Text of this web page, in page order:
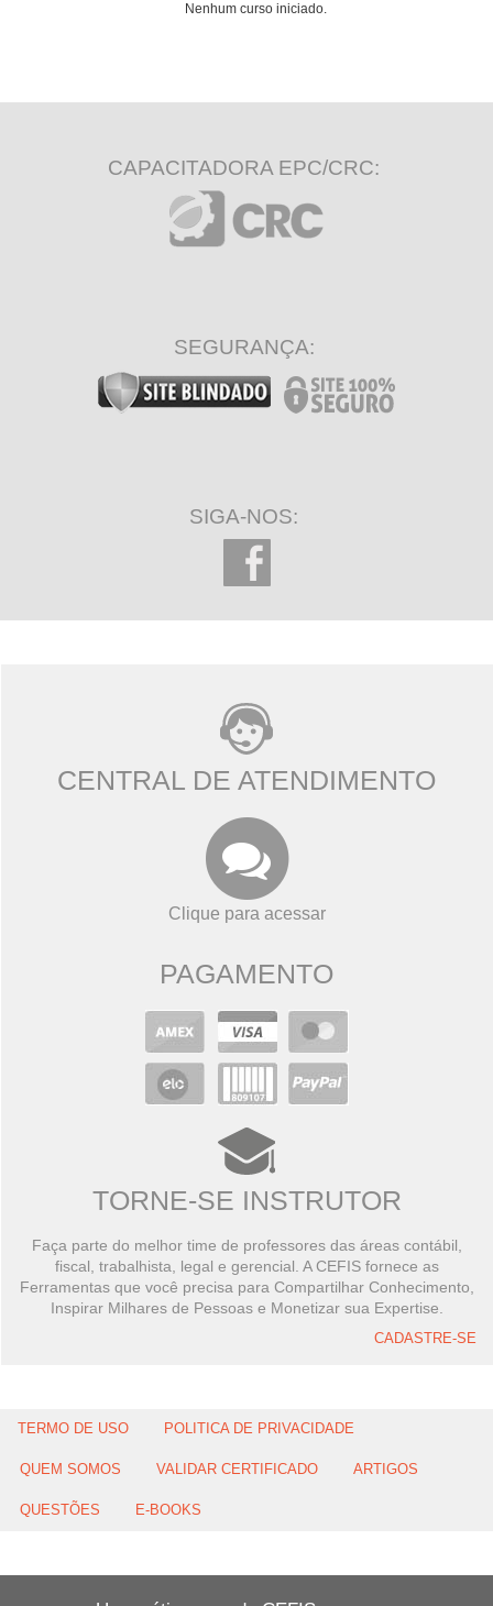
Nenhum curso iniciado.
CAPACITADORA EPC/CRC:
SEGURANÇA:
SIGA-NOS:
CENTRAL DE ATENDIMENTO
Clique para acessar
PAGAMENTO
TORNE-SE INSTRUTOR
Faça parte do melhor time de professores das áreas contábil,
fiscal, trabalhista, legal e gerencial. A CEFIS fornece as
Ferramentas que você precisa para Compartilhar Conhecimento,
Inspirar Milhares de Pessoas e Monetizar sua Expertise.
CADASTRE-SE
TERMO DE USO POLITICA DE PRIVACIDADE
QUEM SOMOS VALIDAR CERTIFICADO ARTIGOS
QUESTÕES E-BOOKS